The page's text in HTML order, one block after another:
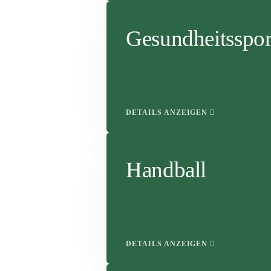
DETAILS ANZEIGEN
Handball
DETAILS ANZEIGEN